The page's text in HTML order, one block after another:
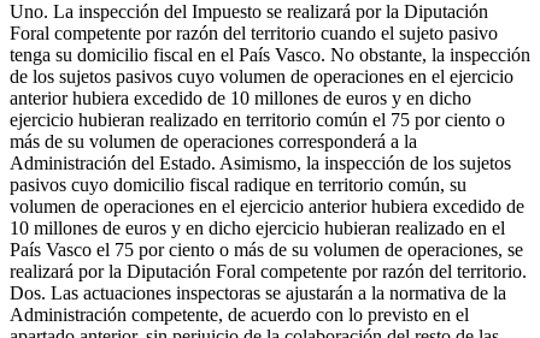
Uno. La inspección del Impuesto se realizará por la Diputación
Foral competente por razón del territorio cuando el sujeto pasivo
tenga su domicilio fiscal en el País Vasco. No obstante, la inspección
de los sujetos pasivos cuyo volumen de operaciones en el ejercicio
anterior hubiera excedido de 10 millones de euros y en dicho
ejercicio hubieran realizado en territorio común el 75 por ciento o
más de su volumen de operaciones corresponderá a la
Administración del Estado. Asimismo, la inspección de los sujetos
pasivos cuyo domicilio fiscal radique en territorio común, su
volumen de operaciones en el ejercicio anterior hubiera excedido de
10 millones de euros y en dicho ejercicio hubieran realizado en el
País Vasco el 75 por ciento o más de su volumen de operaciones, se
realizará por la Diputación Foral competente por razón del territorio.
Dos. Las actuaciones inspectoras se ajustarán a la normativa de la
Administración competente, de acuerdo con lo previsto en el